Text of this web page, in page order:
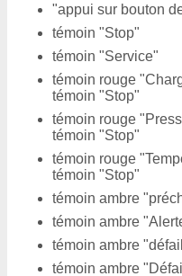
"appui sur bouton
témoin "Stop"
témoin "Service"
témoin rouge
témoin "Stop"
témoin rouge
témoin "Stop"
témoin rouge
témoin "Stop"
témoin ambre
témoin ambre
témoin ambre
témoin ambre